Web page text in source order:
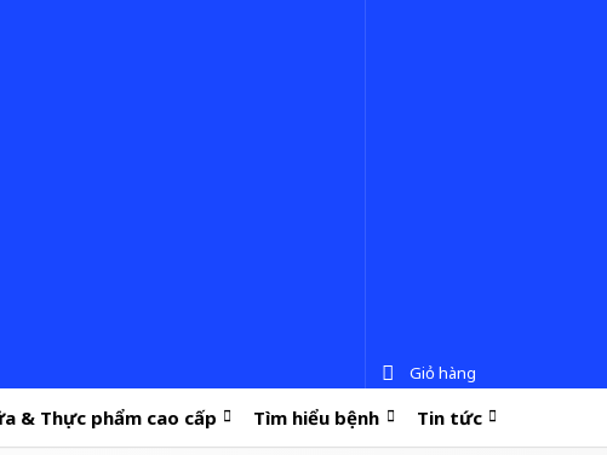
Giỏ hàng
& Thực phẩm cao cấp Tìm hiểu bệnh Tin tức